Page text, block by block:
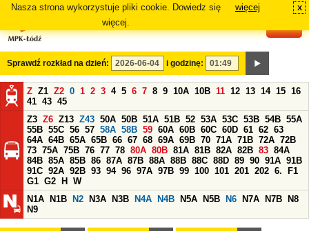
Nasza strona wykorzystuje pliki cookie. Dowiedz się
więcej.
więcej x
Sprawdź rozkład na dzień: i godzinę:
Z Z1 Z2 0 1 2 3 4 5 6 7 8 9 10A 10B 11 12 13 14 15 16
41 43 45
Z3 Z6 Z13 Z43 50A 50B 51A 51B 52 53A 53C 53B 54B 55A
55B 55C 56 57 58A 58B 59 60A 60B 60C 60D 61 62 63
64A 64B 65A 65B 66 67 68 69A 69B 70 71A 71B 72A 72B
73 75A 75B 76 77 78 80A 80B 81A 81B 82A 82B 83 84A
84B 85A 85B 86 87A 87B 88A 88B 88C 88D 89 90 91A 91B
91C 92A 92B 93 94 96 97A 97B 99 100 101 201 202 6.
F1
G1 G2 H
W
N1A
N1B N2 N3A N3B N4A N4B N5A N5B N6 N7A N7B
N8
N9